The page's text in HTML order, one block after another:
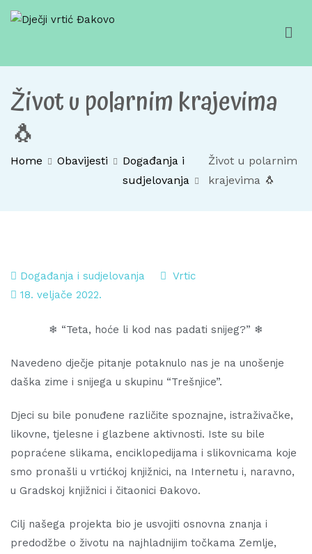
Skip
Dječji vrtić Đakovo
Za sretno djetinjstvo
Život u polarnim krajevima
🐧
Home Obavijesti
Događanja i
sudjelovanja
Život u polarnim
krajevima 🐧
Događanja i sudjelovanja
Vrtic
18. veljače 2022.
❄ “Teta, hoće li kod nas padati snijeg?” ❄
Navedeno dječje pitanje potaknulo nas je na unošenje
daška zime i snijega u skupinu “Trešnjice”.
Djeci su bile ponuđene različite spoznajne, istraživačke,
likovne, tjelesne i glazbene aktivnosti. Iste su bile
popraćene slikama, enciklopedijama i slikovnicama koje
smo pronašli u vrtićkoj knjižnici, na Internetu i, naravno,
u Gradskoj knjižnici i čitaonici Đakovo.
Cilj našega projekta bio je usvojiti osnovna znanja i
predodžbe o životu na najhladnijim točkama Zemlje,